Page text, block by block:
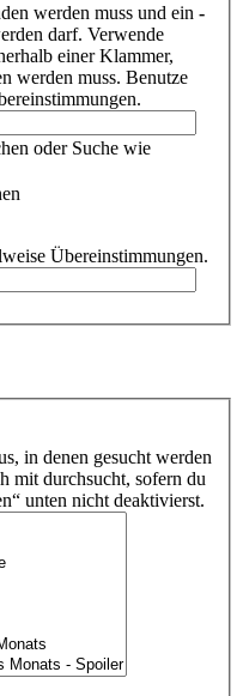
werden muss und ein -
darf. Verwende
einer Klammer,
werden muss. Benutze
oder Suche wie
Übereinstimmungen.
in denen gesucht werden
mit durchsucht, sofern du
unten nicht deaktivierst.